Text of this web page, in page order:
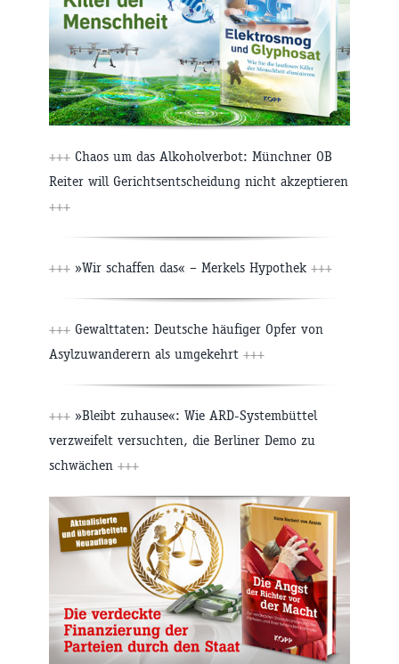
+++ Chaos um das Alkoholverbot: Münchner OB
Reiter will Gerichtsentscheidung nicht akzeptieren
+++
+++ »Wir schaffen das« – Merkels Hypothek +++
+++ Gewalttaten: Deutsche häufiger Opfer von
Asylzuwanderern als umgekehrt +++
+++ »Bleibt zuhause«: Wie ARD-Systembüttel
verzweifelt versuchten, die Berliner Demo zu
schwächen +++